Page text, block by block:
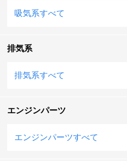
吸気系すべて
排気系
排気系すべて
エンジンパーツ
エンジンパーツすべて